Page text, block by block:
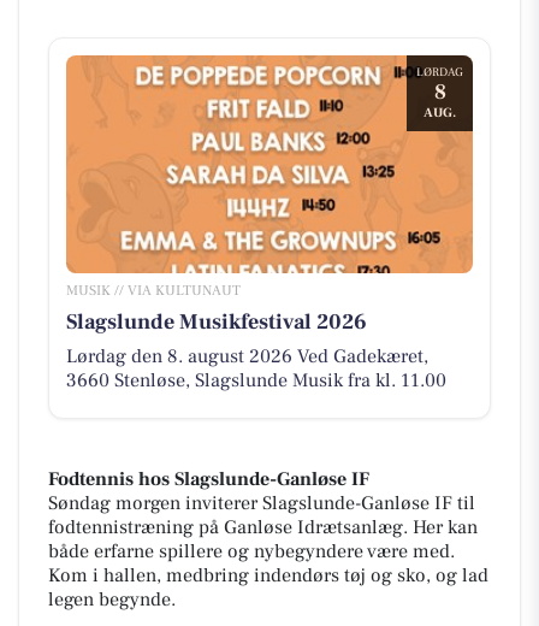
LØRDAG
8
AUG.
MUSIK // VIA KULTUNAUT
Slagslunde Musikfestival 2026
Lørdag den 8. august 2026 Ved Gadekæret,
3660 Stenløse, Slagslunde Musik fra kl. 11.00
Fodtennis hos Slagslunde-Ganløse IF
Søndag morgen inviterer Slagslunde-Ganløse IF til
fodtennistræning på Ganløse Idrætsanlæg. Her kan
både erfarne spillere og nybegyndere være med.
Kom i hallen, medbring indendørs tøj og sko, og lad
legen begynde.